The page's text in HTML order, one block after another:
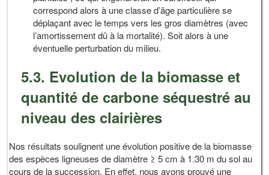
correspond alors à une classe d’âge particulière se
déplaçant avec le temps vers les gros diamètres (avec
l’amortissement dû à la mortalité). Soit alors à une
éventuelle perturbation du milieu.
5.3. Evolution de la biomasse et
quantité de carbone séquestré au
niveau des clairières
Nos résultats soulignent une évolution positive de la biomasse
des espèces ligneuses de diamètre ≥ 5 cm à 1.30 m du sol au
cours de la succession. En effet, nous avons prouvé une